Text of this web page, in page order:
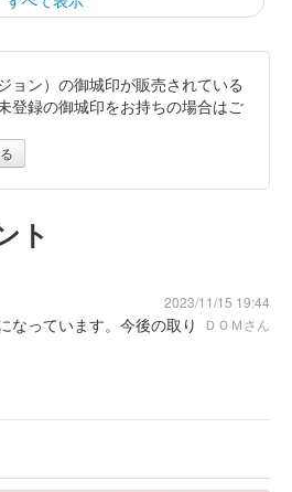
令和8年新春版
令和7年冬版
ョン）の御城印が販売されている
登録の御城印をお持ちの場合はご
ト
2023/11/15 19:44
ＤＯＭさん
っています。今後の取り